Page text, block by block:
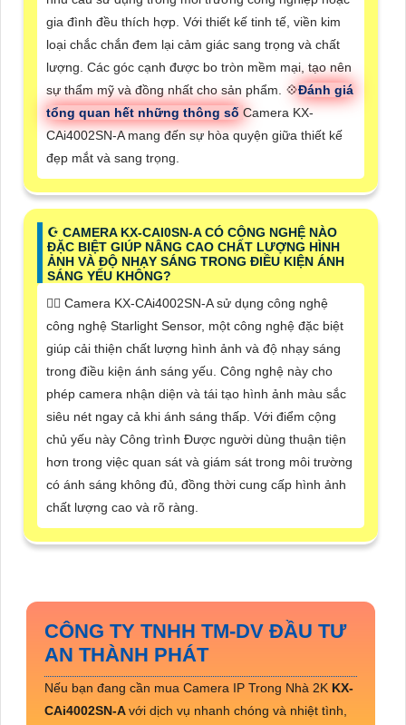
gia đình đều thích hợp. Với thiết kế tinh tế, viền kim
loại chắc chắn đem lại cảm giác sang trọng và chất
lượng. Các góc cạnh được bo tròn mềm mại, tạo nên
sự thẩm mỹ và đồng nhất cho sản phẩm. 💠Đánh giá
tổng quan hết những thông số Camera KX-
CAi4002SN-A mang đến sự hòa quyện giữa thiết kế
đẹp mắt và sang trọng.
☪ CAMERA KX-CAI0SN-A CÓ CÔNG NGHỆ NÀO
ĐẶC BIỆT GIÚP NÂNG CAO CHẤT LƯỢNG HÌNH
ẢNH VÀ ĐỘ NHẠY SÁNG TRONG ĐIỀU KIỆN ÁNH
SÁNG YẾU KHÔNG?
❤️‍💋‍ Camera KX-CAi4002SN-A sử dụng công nghệ
công nghệ Starlight Sensor, một công nghệ đặc biệt
giúp cải thiện chất lượng hình ảnh và độ nhạy sáng
trong điều kiện ánh sáng yếu. Công nghệ này cho
phép camera nhận diện và tái tạo hình ảnh màu sắc
siêu nét ngay cả khi ánh sáng thấp. Với điểm cộng
chủ yếu này Công trình Được người dùng thuận tiện
hơn trong việc quan sát và giám sát trong môi trường
có ánh sáng không đủ, đồng thời cung cấp hình ảnh
chất lượng cao và rõ ràng.
CÔNG TY TNHH TM-DV ĐẦU TƯ
AN THÀNH PHÁT
Nếu bạn đang cần mua Camera IP Trong Nhà 2K KX-
CAi4002SN-Avới dịch vụ nhanh chóng và nhiệt tình,